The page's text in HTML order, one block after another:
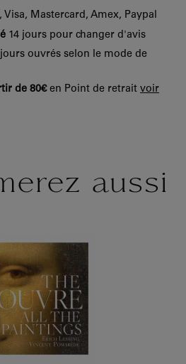
Visa, Mastercard, Amex, Paypal
14 jours pour changer d'avis
jours ouvrés selon le mode de
de 80€en Point de retrait voir
aussi